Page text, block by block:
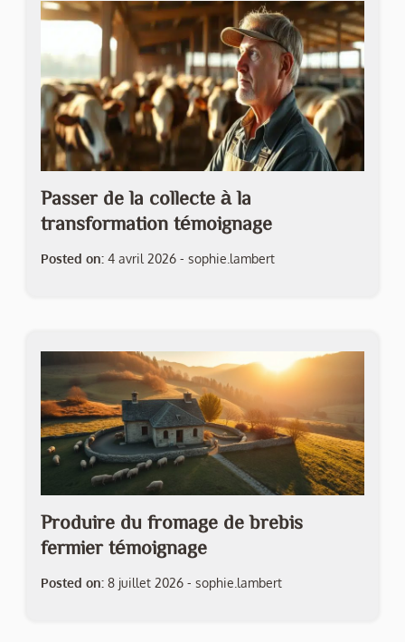
Passer de la collecte à la
transformation témoignage
Posted on: 4 avril 2026 - sophie.lambert
Produire du fromage de brebis
fermier témoignage
Posted on: 8 juillet 2026 - sophie.lambert